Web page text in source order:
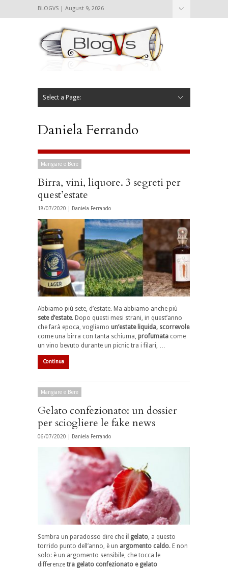
BLOGVS | August 9, 2026
Select a Page:
Daniela Ferrando
Mangiare e Bere
Birra, vini, liquore. 3 segreti per
quest’estate
18/07/2020 | Daniela Ferrando
Abbiamo più sete, d’estate. Ma abbiamo anche più
sete d’estate. Dopo questi mesi strani, in quest’anno
che farà epoca, vogliamo un’estate liquida, scorrevole
come una birra con tanta schiuma, profumata come
un vino bevuto durante un picnic tra i filari, …
Continua
Mangiare e Bere
Gelato confezionato: un dossier
per sciogliere le fake news
06/07/2020 | Daniela Ferrando
Sembra un paradosso dire che il gelato, a questo
torrido punto dell’anno, è un argomento caldo. E non
solo: è un argomento sensibile, che tocca le
differenze tra gelato confezionato e gelato